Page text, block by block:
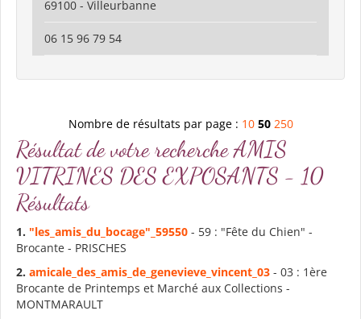
69100 - Villeurbanne
06 15 96 79 54
Nombre de résultats par page : 10 50 250
Résultat de votre recherche AMIS
VITRINES DES EXPOSANTS - 10
Résultats
1. "les_ amis _du_bocage"_59550 - 59 : "Fête du Chien" -
Brocante - PRISCHES
2. amicale_des_ amis _de_genevieve_vincent_03 - 03 : 1ère
Brocante de Printemps et Marché aux Collections -
MONTMARAULT